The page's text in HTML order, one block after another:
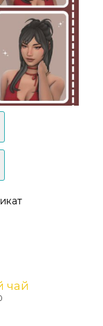
чай